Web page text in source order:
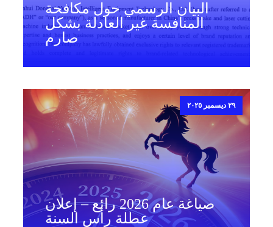
البيان الرسمي حول مكافحة
المنافسة غير العادلة بشكل
صارم
٢٩ ديسمبر ٢٠٢٥
صياغة عام 2026 رائع – إعلان
عطلة رأس السنة